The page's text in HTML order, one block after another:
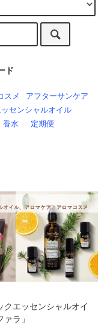
ド
スメ
アフターサンケア
ッセンシャルオイル
香水 定期便
クエッセンシャルオイ
ラ」